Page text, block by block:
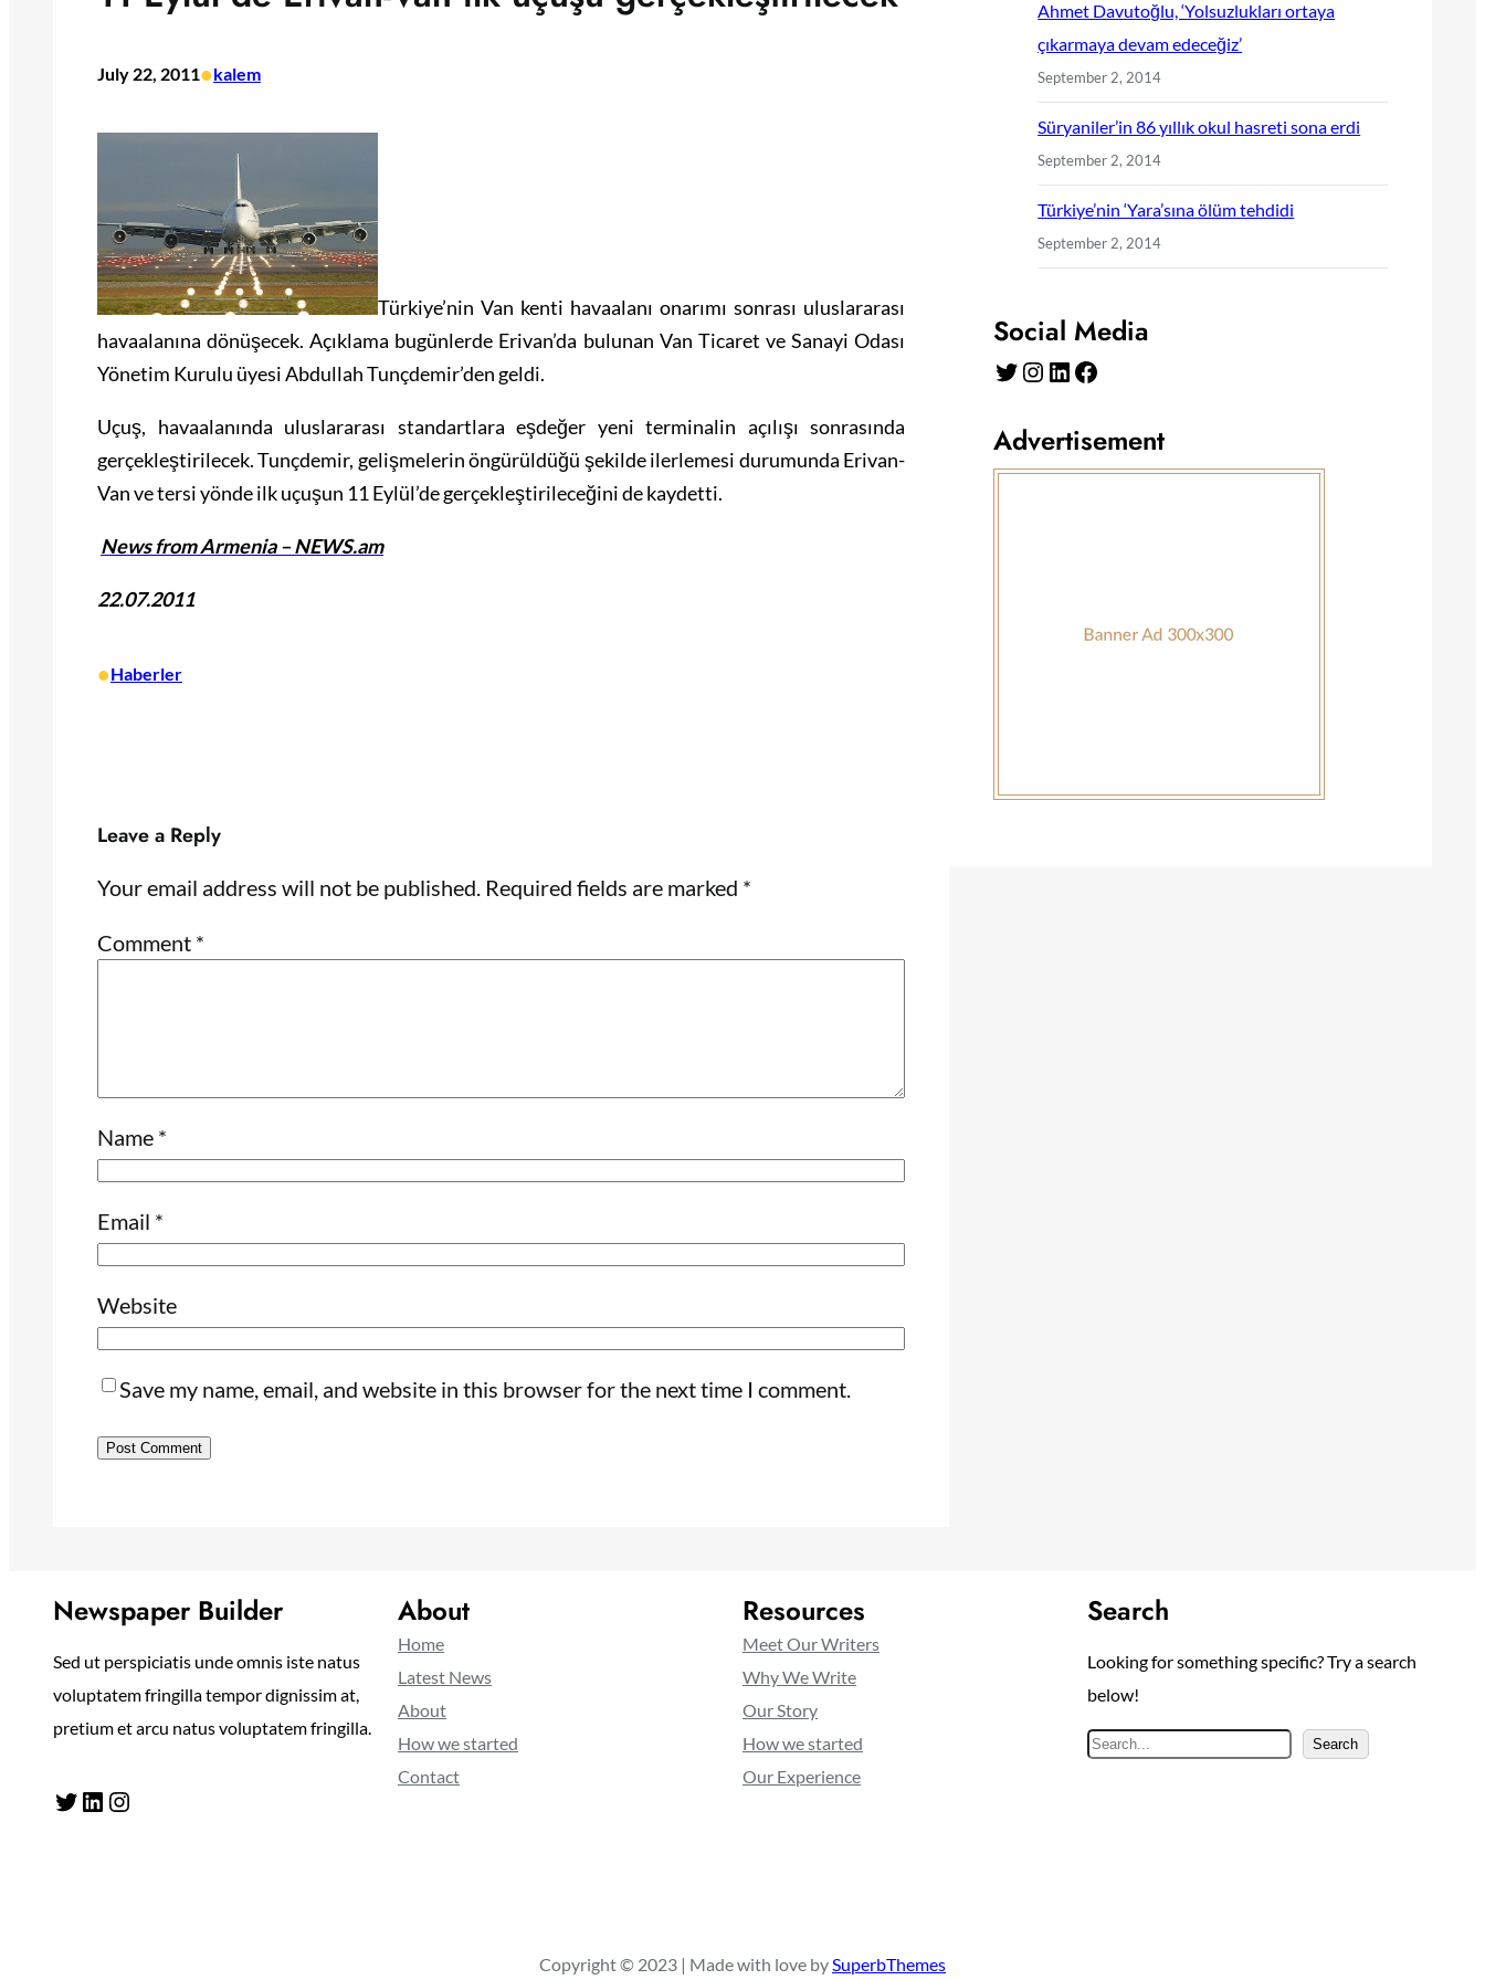
July 22, 2011•kalem
Türkiye’nin Van kenti havaalanı onarımı sonrası uluslararası
havaalanına dönüşecek. Açıklama bugünlerde Erivan’da bulunan Van Ticaret ve Sanayi Odası
Yönetim Kurulu üyesi Abdullah Tunçdemir’den geldi.
Uçuş, havaalanında uluslararası standartlara eşdeğer yeni terminalin açılışı sonrasında
gerçekleştirilecek. Tunçdemir, gelişmelerin öngürüldüğü şekilde ilerlemesi durumunda Erivan-
Van ve tersi yönde ilk uçuşun 11 Eylül’de gerçekleştirileceğini de kaydetti.
News from Armenia – NEWS.am
22.07.2011
•Haberler
Leave a Reply
Your email address will not be published. Required fields are marked *
Comment *
Name *
Email *
Website
Save my name, email, and website in this browser for the next time I comment.
Ahmet Davutoğlu, ‘Yolsuzlukları ortaya
çıkarmaya devam edeceğiz’
September 2, 2014
Süryaniler’in 86 yıllık okul hasreti sona erdi
September 2, 2014
Türkiye’nin ‘Yara’sına ölüm tehdidi
September 2, 2014
Social Media
Twitter Instagram LinkedIn Facebook
Advertisement
Newspaper Builder
Sed ut perspiciatis unde omnis iste natus
voluptatem fringilla tempor dignissim at,
pretium et arcu natus voluptatem fringilla.
Twitter LinkedIn Instagram
About
Home
Latest News
About
How we started
Contact
Resources
Meet Our Writers
Why We Write
Our Story
How we started
Our Experience
Search
Looking for something specific? Try a search
below!
S
Search
Copyright © 2023 | Made with love bySuperbThemes